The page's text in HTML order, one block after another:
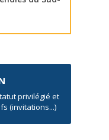
privilégié et
(invitations...)